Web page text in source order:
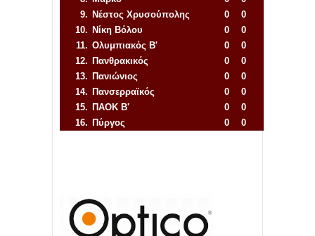
9. Νέστος Χρυσούπολης 0
0
10. Νίκη Βόλου 0
0
11. Ολυμπιακός Β' 0
0
12. Πανθρακικός 0
0
13. Πανιώνιος 0
0
14. Πανσερραϊκός 0
0
15. ΠΑΟΚ Β' 0
0
16. Πύργος 0
0